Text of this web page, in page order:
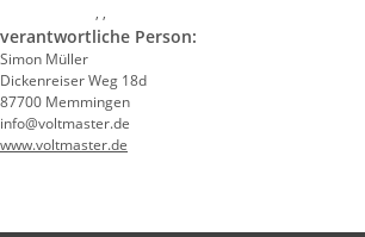
, ,
verantwortliche Person:
Simon Müller
Dickenreiser Weg 18d
87700 Memmingen
info@voltmaster.de
www.voltmaster.de